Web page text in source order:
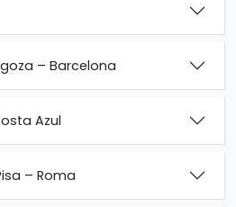
– Barcelona
Azul
– Roma